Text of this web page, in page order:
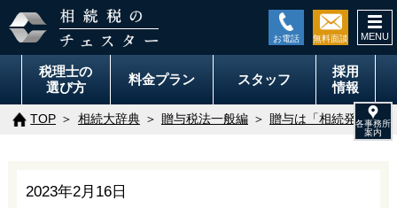
税理士の
選び方
料金プラン スタッフ
採用
情報
TOP 相続大辞典 贈与税法一般編 贈与は「相続発生前
2023年2月16日